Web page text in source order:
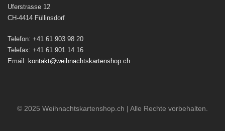
Uferstrasse 12
CH-4414 Füllinsdorf
Telefon: +41 61 903 98 20
Telefax: +41 61 901 14 16
Email: kontakt@weihnachtskartenshop.ch
© 2025 Weihnachtskartenshop.ch | Alle Rechte vorbehalten.